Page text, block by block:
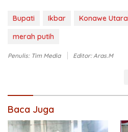
Bupati Ikbar Konawe Utara
merah putih
Penulis: Tim Media Editor: Aras.M
Baca Juga